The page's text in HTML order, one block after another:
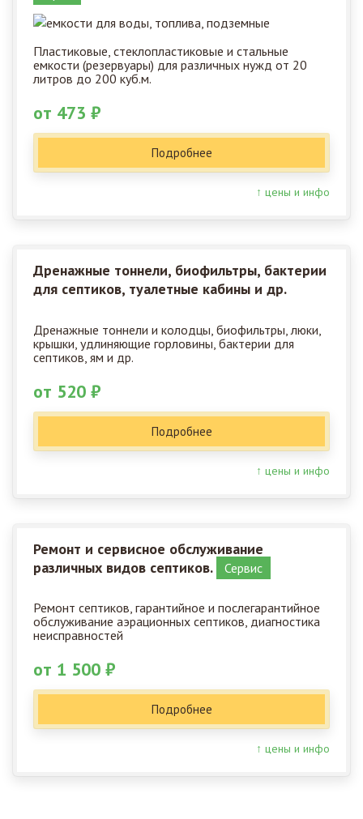
Пластиковые, стеклопластиковые и стальные
емкости (резервуары) для различных нужд от 20
литров до 200 куб.м.
от 473 ₽
Подробнее
↑ цены и инфо
Дренажные тоннели, биофильтры, бактерии
для септиков, туалетные кабины и др.
Дренажные тоннели и колодцы, биофильтры, люки,
крышки, удлиняющие горловины, бактерии для
септиков, ям и др.
от 520 ₽
Подробнее
↑ цены и инфо
Ремонт и сервисное обслуживание
различных видов септиков.
Сервис
Ремонт септиков, гарантийное и послегарантийное
обслуживание аэрационных септиков, диагностика
неисправностей
от 1 500 ₽
Подробнее
↑ цены и инфо